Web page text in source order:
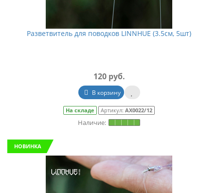
Разветвитель для поводков LINNHUE (3.5см, 5шт)
120 руб.
В корзину
На складе Артикул: АХ0022/12
НОВИНКА